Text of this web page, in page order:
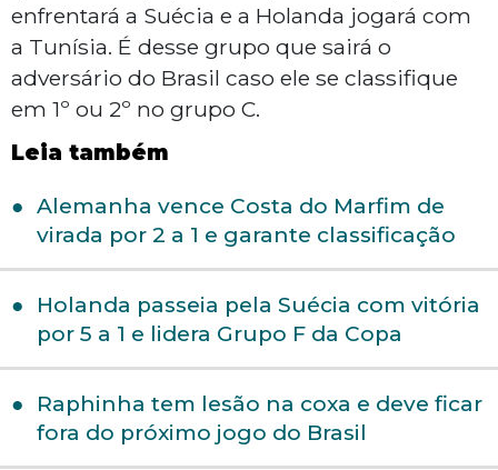
enfrentará a Suécia e a Holanda jogará com
a Tunísia. É desse grupo que sairá o
adversário do Brasil caso ele se classifique
em 1º ou 2º no grupo C.
Leia também
Alemanha vence Costa do Marfim de
virada por 2 a 1 e garante classificação
Holanda passeia pela Suécia com vitória
por 5 a 1 e lidera Grupo F da Copa
Raphinha tem lesão na coxa e deve ficar
fora do próximo jogo do Brasil